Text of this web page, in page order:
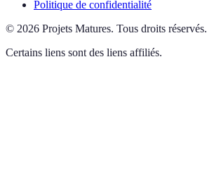
Politique de confidentialité
© 2026 Projets Matures. Tous droits réservés.
Certains liens sont des liens affiliés.